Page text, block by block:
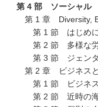
第 4 部 ソーシャル
第 1 章 Diversity,
第 1 節 はじめに
第 2 節 多様な労
第 3 節 ジェンダ
第 2 章 ビジネス
第 1 節 ビジネス
第 2 節 近時の海